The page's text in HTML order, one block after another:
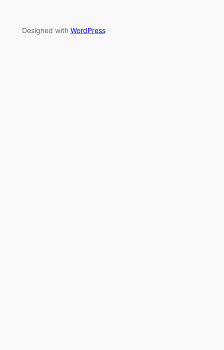
Designed with WordPress